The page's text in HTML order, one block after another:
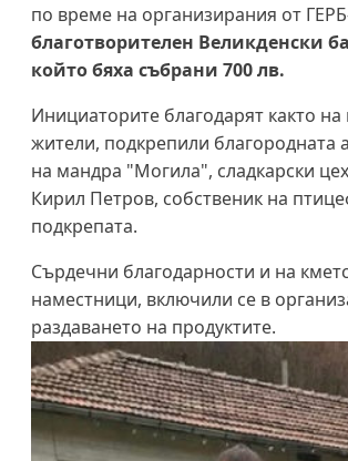
по време на организирания от
благотворителен Великденски
който бяха събрани 700 лв.
Инициаторите благодарят както на
жители, подкрепили благородната
на мандра "Могила", сладкарски
Кирил Петров, собственик на
подкрепата.
Сърдечни благодарности и на
наместници, включили се в
раздаването на продуктите.